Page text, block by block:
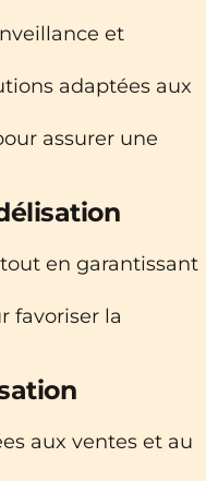
et
adaptées aux
assurer une
en garantissant
favoriser la
aux ventes et au